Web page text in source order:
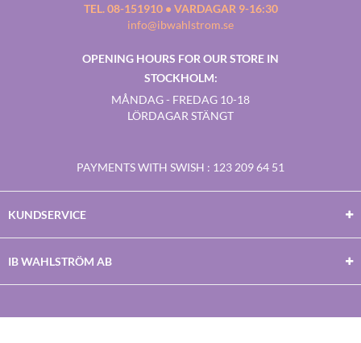
TEL. 08-151910 • VARDAGAR 9-16:30
info@ibwahlstrom.se
OPENING HOURS FOR OUR STORE IN
STOCKHOLM:
MÅNDAG - FREDAG 10-18
LÖRDAGAR STÄNGT
PAYMENTS WITH SWISH : 123 209 64 51
KUNDSERVICE
IB WAHLSTRÖM AB
Facebook
TwitterYoutubeInstagram